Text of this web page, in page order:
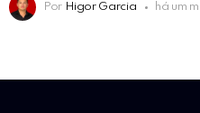
Por Higor Garcia há um